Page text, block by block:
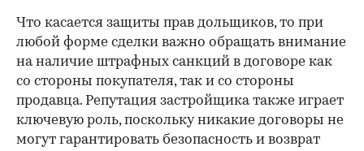
Что касается защиты прав дольщиков, то при
любой форме сделки важно обращать внимание
на наличие штрафных санкций в договоре как
со стороны покупателя, так и со стороны
продавца. Репутация застройщика также играет
ключевую роль, поскольку никакие договоры не
могут гарантировать безопасность и возврат